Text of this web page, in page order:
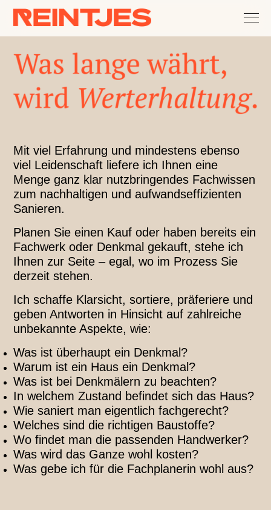
Fachdisziplinen
Services
News
Kontakt
Mit viel Erfahrung und mindestens ebenso
viel Leidenschaft liefere ich Ihnen eine
Menge ganz klar nutzbringendes Fachwissen
zum nachhaltigen und aufwandseffizienten
Sanieren.
Planen Sie einen Kauf oder haben bereits ein
Fachwerk oder Denkmal gekauft, stehe ich
Ihnen zur Seite – egal, wo im Prozess Sie
derzeit stehen.
Ich schaffe Klarsicht, sortiere, präferiere und
geben Antworten in Hinsicht auf zahlreiche
unbekannte Aspekte, wie:
Was ist überhaupt ein Denkmal?
Warum ist ein Haus ein Denkmal?
Was ist bei Denkmälern zu beachten?
In welchem Zustand befindet sich das Haus?
Wie saniert man eigentlich fachgerecht?
Welches sind die richtigen Baustoffe?
Wo findet man die passenden Handwerker?
Was wird das Ganze wohl kosten?
Was gebe ich für die Fachplanerin wohl aus?